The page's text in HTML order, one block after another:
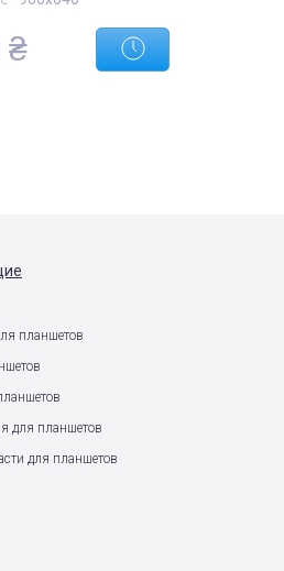
₴
планшетов
для планшетов
для планшетов